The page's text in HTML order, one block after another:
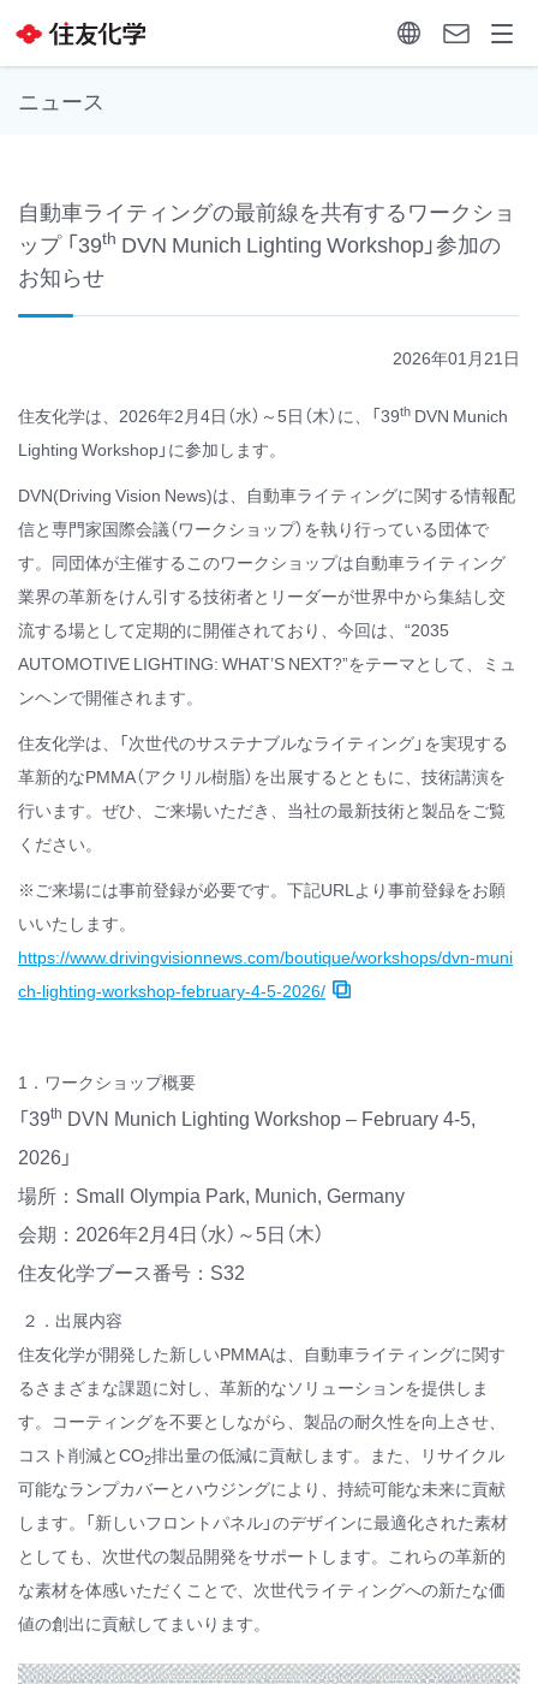
ニュース
自動車ライティングの最前線を共有するワークショ
ップ 「39th DVN Munich Lighting Workshop」参加の
お知らせ
2026年01月21日
住友化学は、2026年2月4日（水）～5日（木）に、「39th DVN Munich
Lighting Workshop」に参加します。
DVN(Driving Vision News)は、自動車ライティングに関する情報配
信と専門家国際会議（ワークショップ）を執り行っている団体で
す。同団体が主催するこのワークショップは自動車ライティング
業界の革新をけん引する技術者とリーダーが世界中から集結し交
流する場として定期的に開催されており、今回は、“2035
AUTOMOTIVE LIGHTING: WHAT’S NEXT?”をテーマとして、ミュ
ンヘンで開催されます。
住友化学は、「次世代のサステナブルなライティング」を実現する
革新的なPMMA（アクリル樹脂）を出展するとともに、技術講演を
行います。ぜひ、ご来場いただき、当社の最新技術と製品をご覧
ください。
※ご来場には事前登録が必要です。下記URLより事前登録をお願
いいたします。
https://www.drivingvisionnews.com/boutique/workshops/dvn-muni
ch-lighting-workshop-february-4-5-2026/
1．ワークショップ概要
「39th DVN Munich Lighting Workshop – February 4-5,
2026」
場所：Small Olympia Park, Munich, Germany
会期：2026年2月4日（水）～5日（木）
住友化学ブース番号：S32
２．出展内容
住友化学が開発した新しいPMMAは、自動車ライティングに関す
るさまざまな課題に対し、革新的なソリューションを提供しま
す。コーティングを不要としながら、製品の耐久性を向上させ、
コスト削減とCO2排出量の低減に貢献します。また、リサイクル
可能なランプカバーとハウジングにより、持続可能な未来に貢献
します。「新しいフロントパネル」のデザインに最適化された素材
としても、次世代の製品開発をサポートします。これらの革新的
な素材を体感いただくことで、次世代ライティングへの新たな価
値の創出に貢献してまいります。